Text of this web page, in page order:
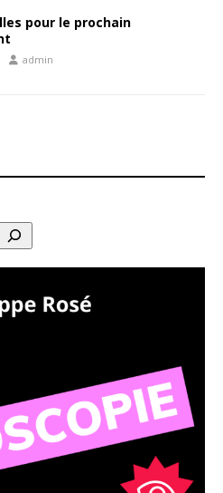
pour le prochain
admin